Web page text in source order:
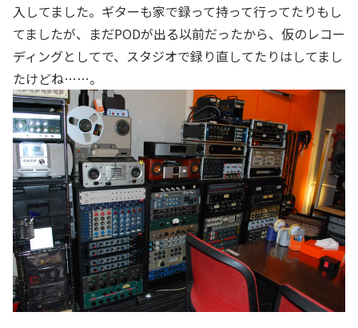
入してました。ギターも家で録って持って行ってたりもし
てましたが、まだPODが出る以前だったから、仮のレコー
ディングとしてで、スタジオで録り直してたりはしてまし
たけどね……。